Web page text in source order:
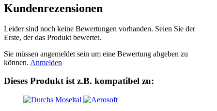
Kundenrezensionen
Leider sind noch keine Bewertungen vorhanden. Seien Sie der
Erste, der das Produkt bewertet.
Sie müssen angemeldet sein um eine Bewertung abgeben zu
können. Anmelden
Dieses Produkt ist z.B. kompatibel zu: